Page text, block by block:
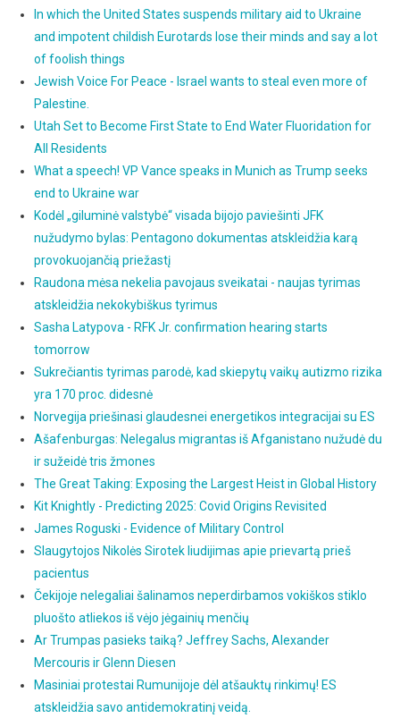
In which the United States suspends military aid to Ukraine
and impotent childish Eurotards lose their minds and say a lot
of foolish things
Jewish Voice For Peace - Israel wants to steal even more of
Palestine.
Utah Set to Become First State to End Water Fluoridation for
All Residents
What a speech! VP Vance speaks in Munich as Trump seeks
end to Ukraine war
Kodėl „giluminė valstybė“ visada bijojo paviešinti JFK
nužudymo bylas: Pentagono dokumentas atskleidžia karą
provokuojančią priežastį
Raudona mėsa nekelia pavojaus sveikatai - naujas tyrimas
atskleidžia nekokybiškus tyrimus
Sasha Latypova - RFK Jr. confirmation hearing starts
tomorrow
Sukrečiantis tyrimas parodė, kad skiepytų vaikų autizmo rizika
yra 170 proc. didesnė
Norvegija priešinasi glaudesnei energetikos integracijai su ES
Ašafenburgas: Nelegalus migrantas iš Afganistano nužudė du
ir sužeidė tris žmones
The Great Taking: Exposing the Largest Heist in Global History
Kit Knightly - Predicting 2025: Covid Origins Revisited
James Roguski - Evidence of Military Control
Slaugytojos Nikolės Sirotek liudijimas apie prievartą prieš
pacientus
Čekijoje nelegaliai šalinamos neperdirbamos vokiškos stiklo
pluošto atliekos iš vėjo jėgainių menčių
Ar Trumpas pasieks taiką? Jeffrey Sachs, Alexander
Mercouris ir Glenn Diesen
Masiniai protestai Rumunijoje dėl atšauktų rinkimų! ES
atskleidžia savo antidemokratinį veidą.